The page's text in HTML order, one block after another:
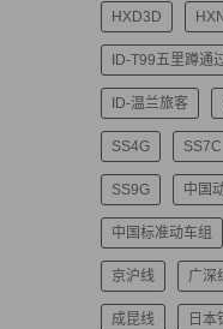
HXD3D
ID-T99五里蹲通
ID-温兰旅客
SS4G SS7C
SS9G 中国
中国标准动车组
京沪线 广深
成昆线 日本